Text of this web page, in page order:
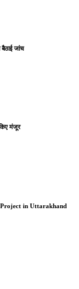
जांच
मंजूर
in Uttarakhand